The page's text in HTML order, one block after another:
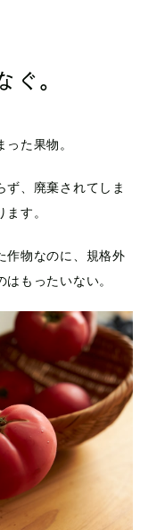
。
た果物。
、 廃棄されてしま
す。
物なのに、 規格外
もったいない。